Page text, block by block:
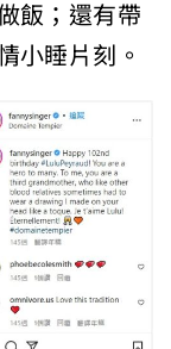
飯；還有帶
睡片刻。